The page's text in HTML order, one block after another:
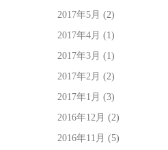
2017年5月 (2)
2017年4月 (1)
2017年3月 (1)
2017年2月 (2)
2017年1月 (3)
2016年12月 (2)
2016年11月 (5)